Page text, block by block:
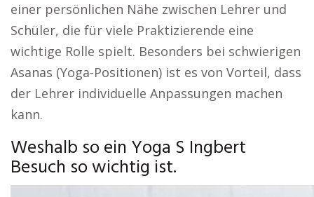
einer persönlichen Nähe zwischen Lehrer und
Schüler, die für viele Praktizierende eine
wichtige Rolle spielt. Besonders bei schwierigen
Asanas (Yoga-Positionen) ist es von Vorteil, dass
der Lehrer individuelle Anpassungen machen
kann.
Weshalb so ein Yoga S Ingbert
Besuch so wichtig ist.